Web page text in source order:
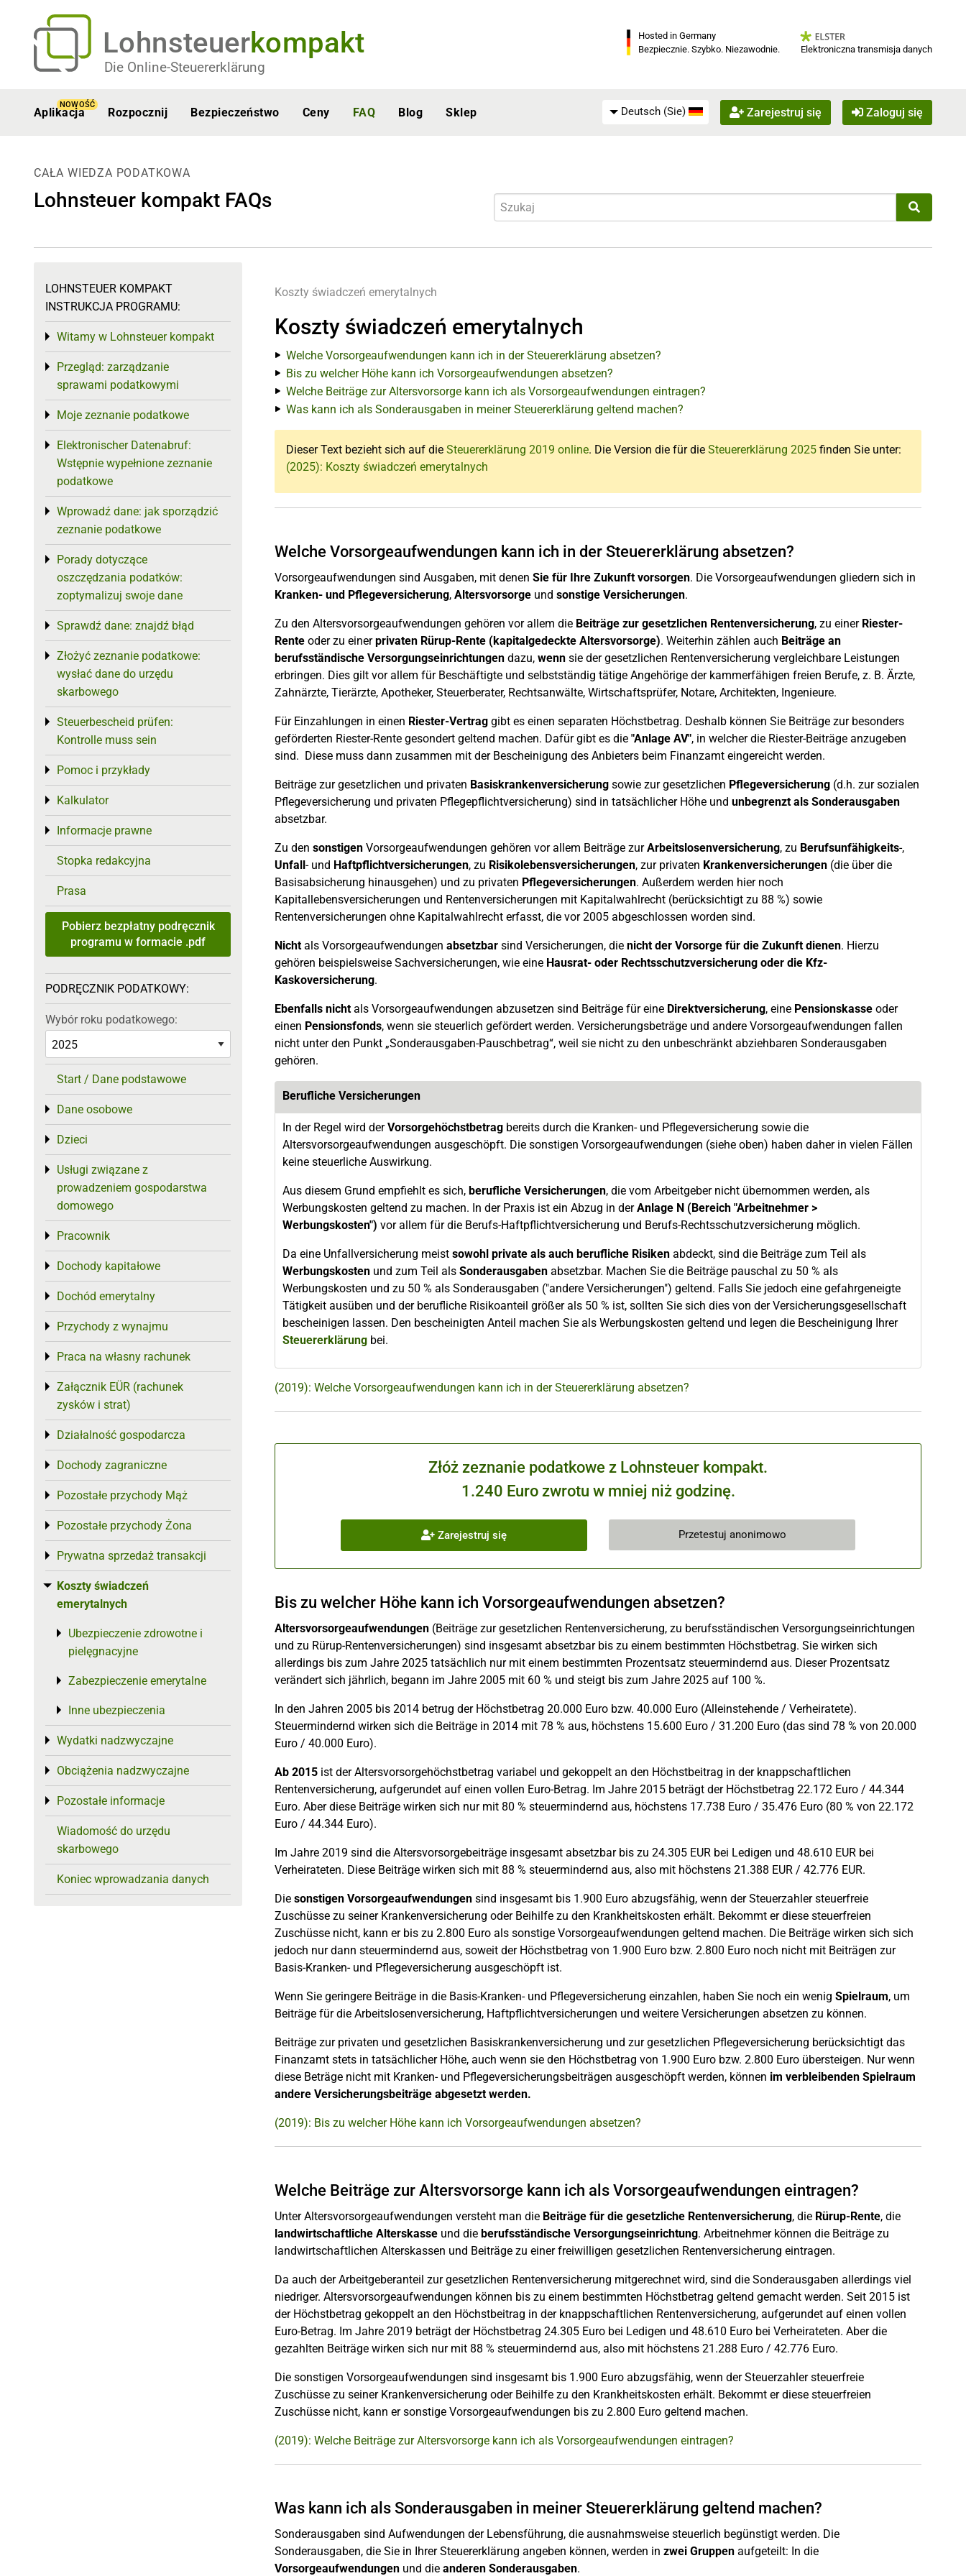
Lohnsteuerkompakt
Die Online-Steuererklärung
Hosted in Germany
Bezpiecznie. Szybko. Niezawodnie.
Elektroniczna transmisja danych
Aplikacja
NOWOŚĆ
Rozpocznij Bezpieczeństwo Ceny FAQ Blog Sklep Deutsch (Sie) Zarejestruj się Zaloguj się
CAŁA WIEDZA PODATKOWA
Lohnsteuer kompakt FAQs
Koszty świadczeń emerytalnych
Koszty świadczeń emerytalnych
Welche Vorsorgeaufwendungen kann ich in der Steuererklärung absetzen?
Bis zu welcher Höhe kann ich Vorsorgeaufwendungen absetzen?
Welche Beiträge zur Altersvorsorge kann ich als Vorsorgeaufwendungen eintragen?
Was kann ich als Sonderausgaben in meiner Steuererklärung geltend machen?
Dieser Text bezieht sich auf die Steuererklärung 2019 online. Die Version die für die Steuererklärung 2025 finden Sie unter:
(2025): Koszty świadczeń emerytalnych
Welche Vorsorgeaufwendungen kann ich in der Steuererklärung absetzen?
Vorsorgeaufwendungen sind Ausgaben, mit denen Sie für Ihre Zukunft vorsorgen. Die Vorsorgeaufwendungen gliedern sich in
Kranken- und Pflegeversicherung, Altersvorsorge und sonstige Versicherungen.
Zu den Altersvorsorgeaufwendungen gehören vor allem die Beiträge zur gesetzlichen Rentenversicherung, zu einerRiester-
Rente oder zu einerprivaten Rürup-Rente (kapitalgedeckte Altersvorsorge). Weiterhin zählen auch Beiträge an
berufsständische Versorgungseinrichtungen dazu, wenn sie der gesetzlichen Rentenversicherung vergleichbare Leistungen
erbringen. Dies gilt vor allem für Beschäftigte und selbstständig tätige Angehörige der kammerfähigen freien Berufe, z. B. Ärzte,
Zahnärzte, Tierärzte, Apotheker, Steuerberater, Rechtsanwälte, Wirtschaftsprüfer, Notare, Architekten, Ingenieure.
Für Einzahlungen in einen Riester-Vertrag gibt es einen separaten Höchstbetrag. Deshalb können Sie Beiträge zur besonders
geförderten Riester-Rente gesondert geltend machen. Dafür gibt es die "Anlage AV", in welcher die Riester-Beiträge anzugeben
sind. Diese muss dann zusammen mit der Bescheinigung des Anbieters beim Finanzamt eingereicht werden.
Beiträge zur gesetzlichen und privaten Basiskrankenversicherung sowie zur gesetzlichen Pflegeversicherung (d.h. zur sozialen
Pflegeversicherung und privaten Pflegepflichtversicherung) sind in tatsächlicher Höhe und unbegrenzt als Sonderausgaben
absetzbar.
Zu den sonstigen Vorsorgeaufwendungen gehören vor allem Beiträge zurArbeitslosenversicherung, zu Berufsunfähigkeits-,
Unfall- und Haftpflichtversicherungen, zu Risikolebensversicherungen, zur privaten Krankenversicherungen (die über die
Basisabsicherung hinausgehen) und zu privaten Pflegeversicherungen. Außerdem werden hier noch
Kapitallebensversicherungen und Rentenversicherungen mit Kapitalwahlrecht (berücksichtigt zu 88 %) sowie
Rentenversicherungen ohne Kapitalwahlrecht erfasst, die vor 2005 abgeschlossen worden sind.
Nichtals Vorsorgeaufwendungen absetzbar sind Versicherungen, die nicht der Vorsorge für die Zukunft dienen. Hierzu
gehören beispielsweise Sachversicherungen, wie eine Hausrat- oder Rechtsschutzversicherung oder die Kfz-
Kaskoversicherung.
Ebenfalls nichtals Vorsorgeaufwendungen abzusetzen sind Beiträge für eine Direktversicherung, eine Pensionskasse oder
einen Pensionsfonds, wenn sie steuerlich gefördert werden. Versicherungsbeträge und andere Vorsorgeaufwendungen fallen
nicht unter den Punkt „Sonderausgaben-Pauschbetrag“, weil sie nicht zu den unbeschränkt abziehbaren Sonderausgaben
gehören.
Berufliche Versicherungen
In der Regel wird derVorsorgehöchstbetrag bereits durch die Kranken- und Pflegeversicherung sowie die
Altersvorsorgeaufwendungen ausgeschöpft. Die sonstigen Vorsorgeaufwendungen (siehe oben) haben daher in vielen Fällen
keine steuerliche Auswirkung.
Aus diesem Grund empfiehlt es sich, berufliche Versicherungen, die vom Arbeitgeber nicht übernommen werden, als
Werbungskosten geltend zu machen. In der Praxis ist ein Abzug in derAnlage N (Bereich "Arbeitnehmer >
Werbungskosten") vor allem für die Berufs-Haftpflichtversicherung und Berufs-Rechtsschutzversicherung möglich.
Da eine Unfallversicherung meist sowohl private als auch berufliche Risiken abdeckt, sind die Beiträge zum Teil als
Werbungskosten und zum Teil als Sonderausgaben absetzbar. Machen Sie die Beiträge pauschal zu 50 % als
Werbungskosten und zu 50 % als Sonderausgaben ("andere Versicherungen") geltend. Falls Sie jedoch eine gefahrgeneigte
Tätigkeit ausüben und der berufliche Risikoanteil größer als 50 % ist, sollten Sie sich dies von der Versicherungsgesellschaft
bescheinigen lassen. Den bescheinigten Anteil machen Sie als Werbungskosten geltend und legen die Bescheinigung Ihrer
Steuererklärung bei.
(2019): Welche Vorsorgeaufwendungen kann ich in der Steuererklärung absetzen?
Złóż zeznanie podatkowe z Lohnsteuer kompakt.
1.240 Euro zwrotu w mniej niż godzinę.
Zarejestruj się Przetestuj anonimowo
Bis zu welcher Höhe kann ich Vorsorgeaufwendungen absetzen?
Altersvorsorgeaufwendungen (Beiträge zur gesetzlichen Rentenversicherung, zu berufsständischen Versorgungseinrichtungen
und zu Rürup-Rentenversicherungen) sind insgesamt absetzbar bis zu einem bestimmten Höchstbetrag. Sie wirken sich
allerdings bis zum Jahre 2025 tatsächlich nur mit einem bestimmten Prozentsatz steuermindernd aus. Dieser Prozentsatz
verändert sich jährlich, begann im Jahre 2005 mit 60 % und steigt bis zum Jahre 2025 auf 100 %.
In den Jahren 2005 bis 2014 betrug der Höchstbetrag 20.000 Euro bzw. 40.000 Euro (Alleinstehende / Verheiratete).
Steuermindernd wirken sich die Beiträge in 2014 mit 78 % aus, höchstens 15.600 Euro / 31.200 Euro (das sind 78 % von 20.000
Euro / 40.000 Euro).
Ab 2015 ist der Altersvorsorgehöchstbetrag variabel und gekoppelt an den Höchstbeitrag in der knappschaftlichen
Rentenversicherung, aufgerundet auf einen vollen Euro-Betrag. Im Jahre 2015 beträgt der Höchstbetrag 22.172 Euro / 44.344
Euro. Aber diese Beiträge wirken sich nur mit 80 % steuermindernd aus, höchstens 17.738 Euro / 35.476 Euro (80 % von 22.172
Euro / 44.344 Euro).
Im Jahre 2019 sind die Altersvorsorgebeiträge insgesamt absetzbar bis zu 24.305 EUR bei Ledigen und 48.610 EUR bei
Verheirateten. Diese Beiträge wirken sich mit 88 % steuermindernd aus, also mit höchstens 21.388 EUR / 42.776 EUR.
Die sonstigen Vorsorgeaufwendungen sind insgesamt bis 1.900 Euro abzugsfähig, wenn der Steuerzahler steuerfreie
Zuschüsse zu seiner Krankenversicherung oder Beihilfe zu den Krankheitskosten erhält. Bekommt er diese steuerfreien
Zuschüsse nicht, kann er bis zu 2.800 Euro als sonstige Vorsorgeaufwendungen geltend machen. Die Beiträge wirken sich sich
jedoch nur dann steuermindernd aus, soweit der Höchstbetrag von 1.900 Euro bzw. 2.800 Euro noch nicht mit Beiträgen zur
Basis-Kranken- und Pflegeversicherung ausgeschöpft ist.
Wenn Sie geringere Beiträge in die Basis-Kranken- und Pflegeversicherung einzahlen, haben Sie noch ein wenig Spielraum, um
Beiträge für die Arbeitslosenversicherung, Haftpflichtversicherungen und weitere Versicherungen absetzen zu können.
Beiträge zur privaten und gesetzlichen Basiskrankenversicherung und zur gesetzlichen Pflegeversicherung berücksichtigt das
Finanzamt stets in tatsächlicher Höhe, auch wenn sie den Höchstbetrag von 1.900 Euro bzw. 2.800 Euro übersteigen. Nur wenn
diese Beträge nicht mit Kranken- und Pflegeversicherungsbeiträgen ausgeschöpft werden, können im verbleibenden Spielraum
andere Versicherungsbeiträge abgesetzt werden.
(2019): Bis zu welcher Höhe kann ich Vorsorgeaufwendungen absetzen?
Welche Beiträge zur Altersvorsorge kann ich als Vorsorgeaufwendungen eintragen?
Unter Altersvorsorgeaufwendungen versteht man die Beiträge für die gesetzliche Rentenversicherung, die Rürup-Rente, die
landwirtschaftliche Alterskasse und die berufsständische Versorgungseinrichtung. Arbeitnehmer können die Beiträge zu
landwirtschaftlichen Alterskassen und Beiträge zu einer freiwilligen gesetzlichen Rentenversicherung eintragen.
Da auch der Arbeitgeberanteil zur gesetzlichen Rentenversicherung mitgerechnet wird, sind die Sonderausgaben allerdings viel
niedriger. Altersvorsorgeaufwendungen können bis zu einem bestimmten Höchstbetrag geltend gemacht werden. Seit 2015 ist
der Höchstbetrag gekoppelt an den Höchstbeitrag in der knappschaftlichen Rentenversicherung, aufgerundet auf einen vollen
Euro-Betrag. Im Jahre 2019 beträgt der Höchstbetrag 24.305 Euro bei Ledigen und 48.610 Euro bei Verheirateten. Aber die
gezahlten Beiträge wirken sich nur mit 88 % steuermindernd aus, also mit höchstens 21.288 Euro / 42.776 Euro.
Die sonstigen Vorsorgeaufwendungen sind insgesamt bis 1.900 Euro abzugsfähig, wenn der Steuerzahler steuerfreie
Zuschüsse zu seiner Krankenversicherung oder Beihilfe zu den Krankheitskosten erhält. Bekommt er diese steuerfreien
Zuschüsse nicht, kann er sonstige Vorsorgeaufwendungen bis zu 2.800 Euro geltend machen.
(2019): Welche Beiträge zur Altersvorsorge kann ich als Vorsorgeaufwendungen eintragen?
Was kann ich als Sonderausgaben in meiner Steuererklärung geltend machen?
Sonderausgaben sind Aufwendungen der Lebensführung, die ausnahmsweise steuerlich begünstigt werden. Die
Sonderausgaben, die Sie in Ihrer Steuererklärung angeben können, werden in zwei Gruppen aufgeteilt: In die
Vorsorgeaufwendungen und die anderen Sonderausgaben.
LOHNSTEUER KOMPAKT
INSTRUKCJA PROGRAMU:
Witamy w Lohnsteuer kompakt
Toggle menu
Przegląd: zarządzanie
sprawami podatkowymi
Toggle menu
Moje zeznanie podatkowe
Toggle menu
Elektronischer Datenabruf:
Wstępnie wypełnione zeznanie
podatkowe
Toggle menu
Wprowadź dane: jak sporządzić
zeznanie podatkowe
Toggle menu
Porady dotyczące
oszczędzania podatków:
zoptymalizuj swoje dane
Toggle menu
Sprawdź dane: znajdź błąd
Toggle menu
Złożyć zeznanie podatkowe:
wysłać dane do urzędu
skarbowego
Toggle menu
Steuerbescheid prüfen:
Kontrolle muss sein
Toggle menu
Pomoc i przykłady
Toggle menu
Kalkulator
Toggle menu
Informacje prawne
Toggle menu
Stopka redakcyjna
Prasa
Pobierz bezpłatny podręcznik
programu w formacie .pdf
PODRĘCZNIK PODATKOWY:
Wybór roku podatkowego:
Start / Dane podstawowe
Dane osobowe
Toggle menu
Dzieci
Toggle menu
Usługi związane z
prowadzeniem gospodarstwa
domowego
Toggle menu
Pracownik
Toggle menu
Dochody kapitałowe
Toggle menu
Dochód emerytalny
Toggle menu
Przychody z wynajmu
Toggle menu
Praca na własny rachunek
Toggle menu
Załącznik EÜR (rachunek
zysków i strat)
Toggle menu
Działalność gospodarcza
Toggle menu
Dochody zagraniczne
Toggle menu
Pozostałe przychody Mąż
Toggle menu
Pozostałe przychody Żona
Toggle menu
Prywatna sprzedaż transakcji
Toggle menu
Koszty świadczeń
emerytalnych
Toggle menu
Ubezpieczenie zdrowotne i
pielęgnacyjne
Toggle menu
Zabezpieczenie emerytalne
Toggle menu
Inne ubezpieczenia
Toggle menu
Wydatki nadzwyczajne
Toggle menu
Obciążenia nadzwyczajne
Toggle menu
Pozostałe informacje
Toggle menu
Wiadomość do urzędu
skarbowego
Koniec wprowadzania danych